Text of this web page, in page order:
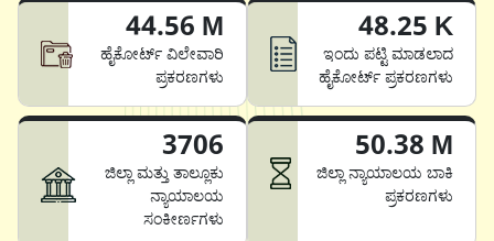
44.56 M
ಹೈಕೋರ್ಟ್ ವಿಲೇವಾರಿ
ಪ್ರಕರಣಗಳು
48.25 K
ಇಂದು ಪಟ್ಟಿ ಮಾಡಲಾದ
ಹೈಕೋರ್ಟ್ ಪ್ರಕರಣಗಳು
3706
ಜಿಲ್ಲಾ ಮತ್ತು ತಾಲ್ಲೂಕು
ನ್ಯಾಯಾಲಯ
ಸಂಕೀರ್ಣಗಳು
50.38 M
ಜಿಲ್ಲಾ ನ್ಯಾಯಾಲಯ ಬಾಕಿ
ಪ್ರಕರಣಗಳು